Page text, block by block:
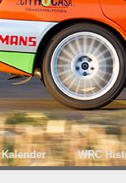
Kalender WRC